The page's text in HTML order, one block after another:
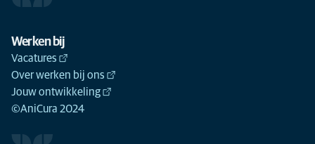
Werken bij
Vacatures
Over werken bij ons
Jouw ontwikkeling
©AniCura 2024